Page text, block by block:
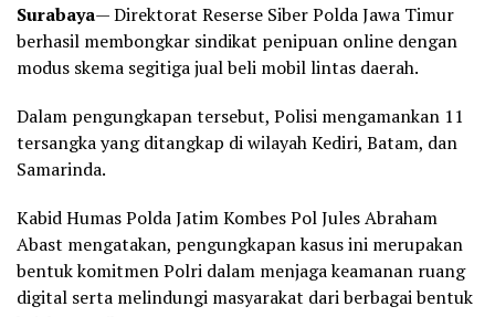
Surabaya— Direktorat Reserse Siber Polda Jawa Timur
berhasil membongkar sindikat penipuan online dengan
modus skema segitiga jual beli mobil lintas daerah.
Dalam pengungkapan tersebut, Polisi mengamankan 11
tersangka yang ditangkap di wilayah Kediri, Batam, dan
Samarinda.
Kabid Humas Polda Jatim Kombes Pol Jules Abraham
Abast mengatakan, pengungkapan kasus ini merupakan
bentuk komitmen Polri dalam menjaga keamanan ruang
digital serta melindungi masyarakat dari berbagai bentuk